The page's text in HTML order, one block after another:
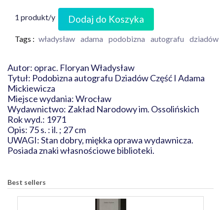
1 produkt/y Dodaj do Koszyka
Tags : władysław adama podobizna autografu dziadów
Autor: oprac. Floryan Władysław
Tytuł: Podobizna autografu Dziadów Część I Adama
Mickiewicza
Miejsce wydania: Wrocław
Wydawnictwo: Zakład Narodowy im. Ossolińskich
Rok wyd.: 1971
Opis: 75 s. : il. ; 27 cm
UWAGI: Stan dobry, miękka oprawa wydawnicza.
Posiada znaki własnościowe biblioteki.
Best sellers